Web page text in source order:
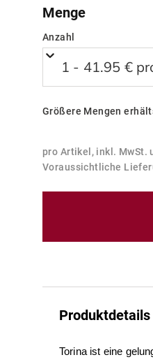
Menge
Anzahl
1 - 41.95 €
Größere Mengen
pro Artikel, inkl. MwSt.
Voraussichtliche
Produktdetails
Torina ist eine